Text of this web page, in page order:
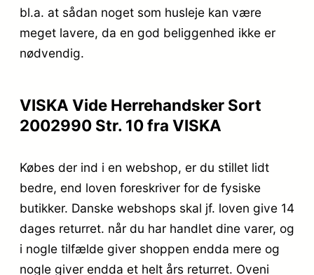
bl.a. at sådan noget som husleje kan være
meget lavere, da en god beliggenhed ikke er
nødvendig.
VISKA Vide Herrehandsker Sort
2002990 Str. 10 fra VISKA
Købes der ind i en webshop, er du stillet lidt
bedre, end loven foreskriver for de fysiske
butikker. Danske webshops skal jf. loven give 14
dages returret. når du har handlet dine varer, og
i nogle tilfælde giver shoppen endda mere og
nogle giver endda et helt års returret. Oveni